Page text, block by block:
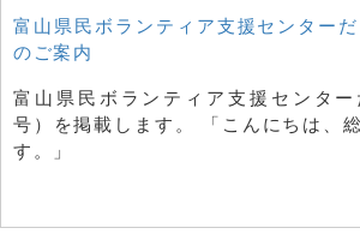
富山県民ボランティア支援センター
のご案内
富山県民ボランティア支援センター
号）を掲載します。 「こんにちは、
す。」